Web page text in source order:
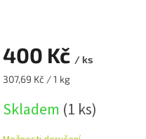
400 Kč / ks
Měrná
307,69 Kč / 1 kg
Skladem (1 ks)